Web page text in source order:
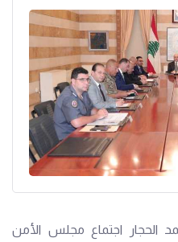
الحجار اجتماع مجلس الأمن